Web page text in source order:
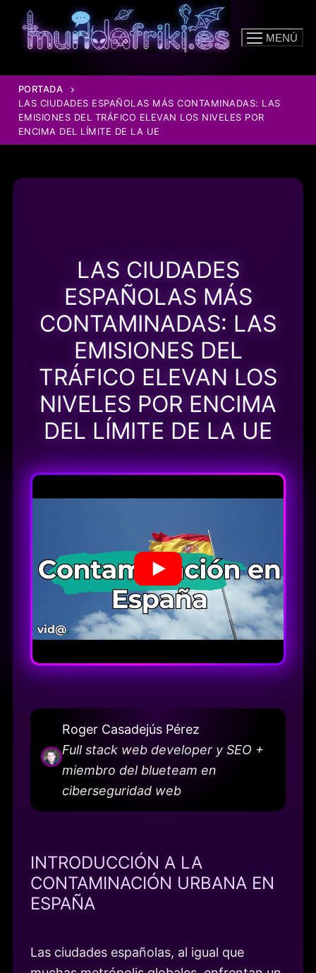
contenido
MENÚ
PORTADA
LAS CIUDADES ESPAÑOLAS MÁS CONTAMINADAS: LAS
EMISIONES DEL TRÁFICO ELEVAN LOS NIVELES POR
ENCIMA DEL LÍMITE DE LA UE
LAS CIUDADES
ESPAÑOLAS MÁS
CONTAMINADAS: LAS
EMISIONES DEL
TRÁFICO ELEVAN LOS
NIVELES POR ENCIMA
DEL LÍMITE DE LA UE
Roger Casadejús Pérez
Full stack web developer y SEO +
miembro del blueteam en
ciberseguridad web
INTRODUCCIÓN A LA
CONTAMINACIÓN URBANA EN
ESPAÑA
Las ciudades españolas, al igual que